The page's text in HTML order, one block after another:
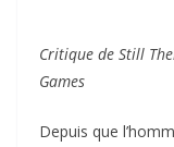
Critique de Still
Games
Depuis que